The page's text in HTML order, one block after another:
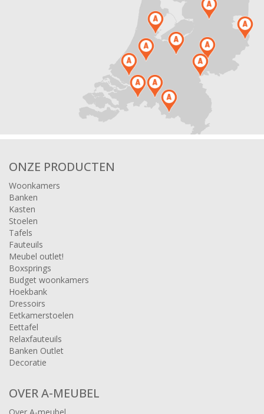
ONZE PRODUCTEN
Woonkamers
Banken
Kasten
Stoelen
Tafels
Fauteuils
Meubel outlet!
Boxsprings
Budget woonkamers
Hoekbank
Dressoirs
Eetkamerstoelen
Eettafel
Relaxfauteuils
Banken Outlet
Decoratie
OVER A-MEUBEL